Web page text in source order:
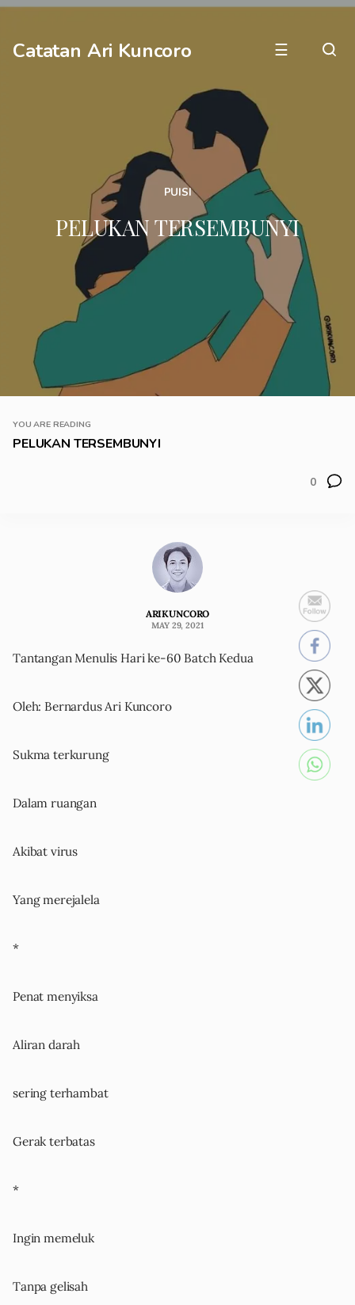
Catatan Ari Kuncoro ☰
PUISI
PELUKAN TERSEMBUNYI
YOU ARE READING
PELUKAN TERSEMBUNYI
0
ARIKUNCORO
MAY 29, 2021
Tantangan Menulis Hari ke-60 Batch Kedua
Oleh: Bernardus Ari Kuncoro
Sukma terkurung
Dalam ruangan
Akibat virus
Yang merejalela
*
Penat menyiksa
Aliran darah
sering terhambat
Gerak terbatas
*
Ingin memeluk
Tanpa gelisah